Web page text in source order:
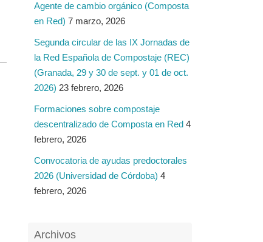
Agente de cambio orgánico (Composta
en Red) 7 marzo, 2026
Segunda circular de las IX Jornadas de
la Red Española de Compostaje (REC)
(Granada, 29 y 30 de sept. y 01 de oct.
2026) 23 febrero, 2026
Formaciones sobre compostaje
descentralizado de Composta en Red 4
febrero, 2026
Convocatoria de ayudas predoctorales
2026 (Universidad de Córdoba) 4
febrero, 2026
Archivos